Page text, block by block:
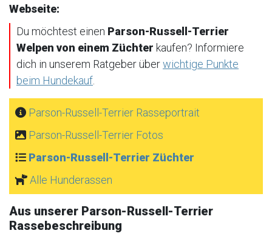
Webseite:
Du möchtest einen Parson-Russell-Terrier
Welpen von einem Züchter kaufen? Informiere
dich in unserem Ratgeber überwichtige Punkte
beim Hundekauf
Parson-Russell-Terrier Rasseportrait
Parson-Russell-Terrier Fotos
Parson-Russell-Terrier Züchter
Alle Hunderassen
Aus unserer Parson-Russell-Terrier
Rassebeschreibung